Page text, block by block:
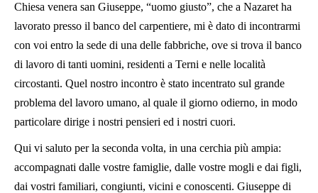
Chiesa venera san Giuseppe, “uomo giusto”, che a Nazaret ha
lavorato presso il banco del carpentiere, mi è dato di incontrarmi
con voi entro la sede di una delle fabbriche, ove si trova il banco
di lavoro di tanti uomini, residenti a Terni e nelle località
circostanti. Quel nostro incontro è stato incentrato sul grande
problema del lavoro umano, al quale il giorno odierno, in modo
particolare dirige i nostri pensieri ed i nostri cuori.
Qui vi saluto per la seconda volta, in una cerchia più ampia:
accompagnati dalle vostre famiglie, dalle vostre mogli e dai figli,
dai vostri familiari, congiunti, vicini e conoscenti. Giuseppe di